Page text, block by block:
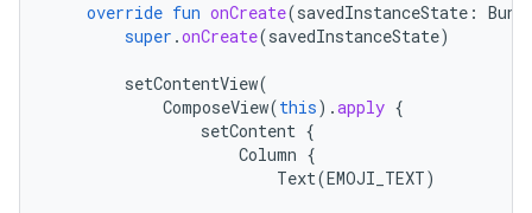
override fun onCreate(savedInstanceState :
super .onCreate(savedInstanceState)
setContentView(
ComposeView(this).apply {
setContent {
Column {
Text(EMOJI_TEXT)